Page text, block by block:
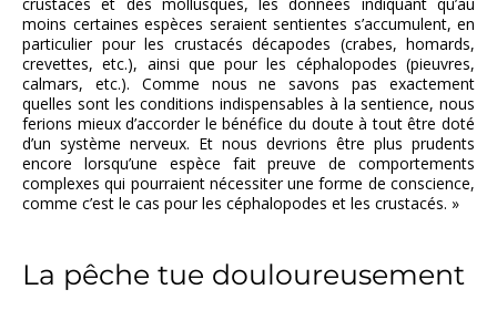
moins certaines espèces seraient sentientes s’accumulent, en
particulier pour les crustacés décapodes (crabes, homards,
crevettes, etc.), ainsi que pour les céphalopodes (pieuvres,
calmars, etc.). Comme nous ne savons pas exactement
quelles sont les conditions indispensables à la sentience, nous
ferions mieux d’accorder le bénéfice du doute à tout être doté
d’un système nerveux. Et nous devrions être plus prudents
encore lorsqu’une espèce fait preuve de comportements
complexes qui pourraient nécessiter une forme de conscience,
comme c’est le cas pour les céphalopodes et les crustacés. »
La pêche tue douloureusement